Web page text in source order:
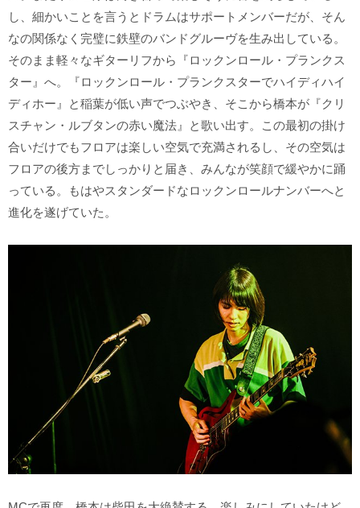
し、細かいことを言うとドラムはサポートメンバーだが、そん
なの関係なく完璧に鉄壁のバンドグルーヴを生み出している。
そのまま軽々なギターリフから『ロックンロール・プランクス
ター』へ。『ロックンロール・プランクスターでハイディハイ
ディホー』と稲葉が低い声でつぶやき、そこから橋本が『クリ
スチャン・ルブタンの赤い魔法』と歌い出す。この最初の掛け
合いだけでもフロアは楽しい空気で充満されるし、その空気は
フロアの後方までしっかりと届き、みんなが笑顔で緩やかに踊
っている。もはやスタンダードなロックンロールナンバーへと
進化を遂げていた。